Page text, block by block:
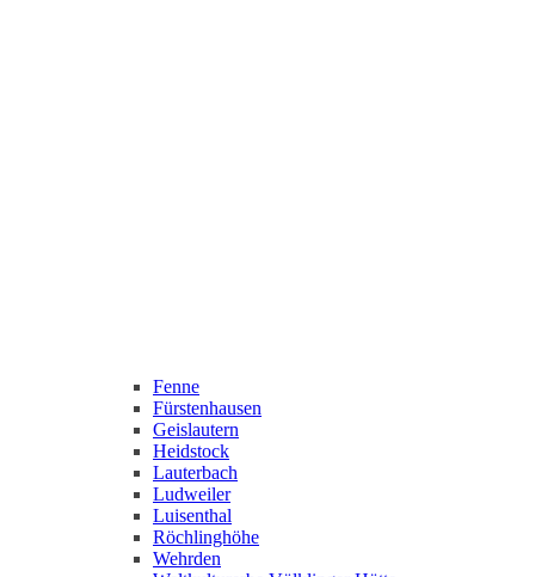
Fenne
Fürstenhausen
Geislautern
Heidstock
Lauterbach
Ludweiler
Luisenthal
Röchlinghöhe
Wehrden